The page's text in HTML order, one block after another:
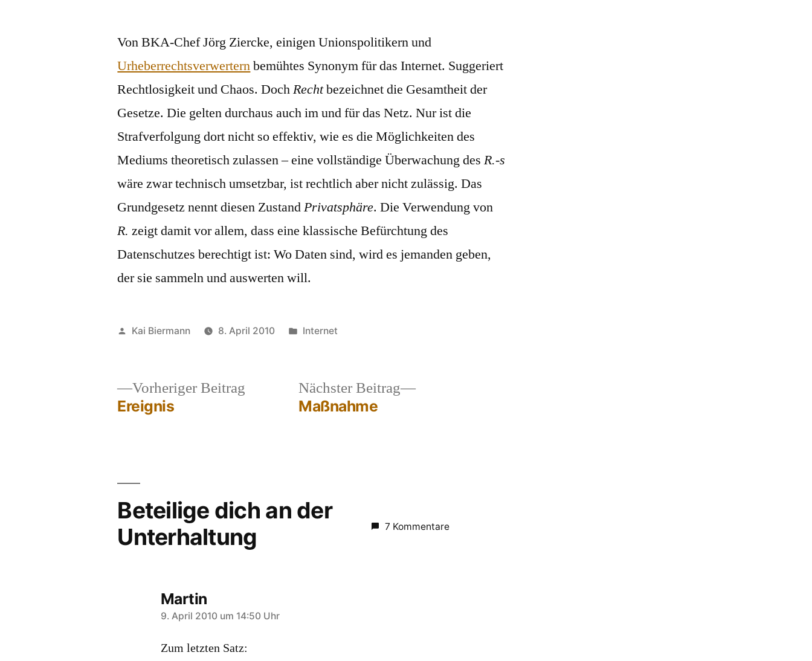
Von BKA-Chef Jörg Ziercke, einigen Unionspolitikern und
Urheberrechtsverwerternbemühtes Synonym für das Internet. Suggeriert
Rechtlosigkeit und Chaos. DochRechtbezeichnet die Gesamtheit der
Gesetze. Die gelten durchaus auch im und für das Netz. Nur ist die
Strafverfolgung dort nicht so effektiv, wie es die Möglichkeiten des
Mediums theoretisch zulassen – eine vollständige Überwachung desR.-s
wäre zwar technisch umsetzbar, ist rechtlich aber nicht zulässig. Das
Grundgesetz nennt diesen ZustandPrivatsphäre. Die Verwendung von
R. zeigt damit vor allem, dass eine klassische Befürchtung des
Datenschutzes berechtigt ist: Wo Daten sind, wird es jemanden geben,
der sie sammeln und auswerten will.
Veröffentlicht
Kai Biermann 8. April 2010
Veröffentlicht
Internet
Beitragsnavigation
Vorheriger Beitrag Vorheriger
Ereignis
Nächster Beitrag
Nächster
Maßnahme
Beteilige dich an der
Unterhaltung
7 Kommentare
Martin
sagt:
9. April 2010 um 14:50 Uhr
Zum letzten Satz: